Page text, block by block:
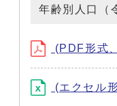
年齢別人口（
(PDF形式
(エクセル